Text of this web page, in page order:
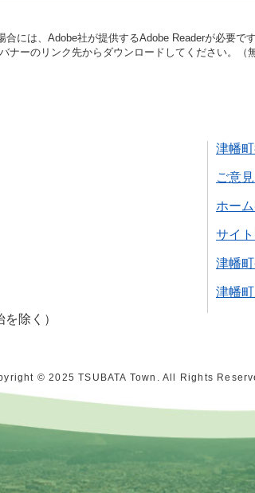
には、Adobe社が提供するAdobe Readerが必要です
ナーのリンク先からダウンロードしてください。（無
除く）
津幡
ご意
ホー
サイ
津幡
津幡
© 2025 TSUBATA Town. All Rights